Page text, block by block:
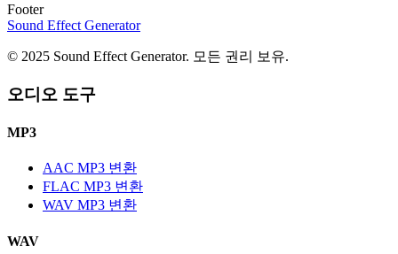
Footer
Sound Effect Generator
© 2025 Sound Effect Generator. 모든 권리 보유.
오디오 도구
MP3
AAC MP3 변환
FLAC MP3 변환
WAV MP3 변환
WAV